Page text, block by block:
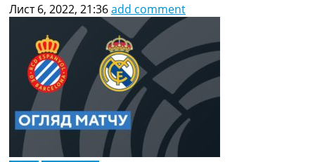
Лист 6, 2022, 21:36add comment